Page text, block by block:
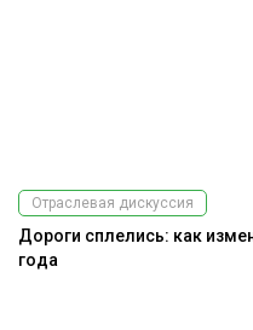
Отраслевая дискуссия
Дороги сплелись: как
года